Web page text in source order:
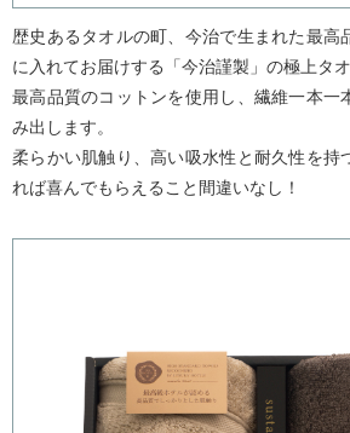
歴史あるタオルの町、今治で生まれた最高
に入れてお届けする「今治謹製」の極上タオ
最高品質のコットンを使用し、繊維一本一
み出します。
柔らかい肌触り、高い吸水性と耐久性を持
れば喜んでもらえること間違いなし！